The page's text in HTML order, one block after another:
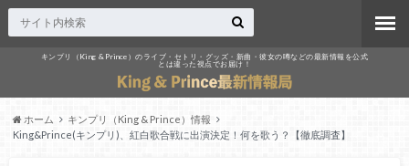
キンプリ（King & Prince）のライブ・セトリ・グッズ・新曲・彼女の噂などの最新情報を公式
とは違った視点でお届け！
ホーム
キンプリ（King & Prince）情報
King&Prince(キンプリ)、紅白歌合戦に出演決定！何を歌う？【徹底調査】